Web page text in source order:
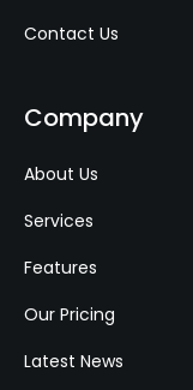
Contact Us
Company
About Us
Services
Features
Our Pricing
Latest News